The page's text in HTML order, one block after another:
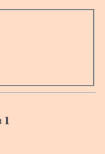
1